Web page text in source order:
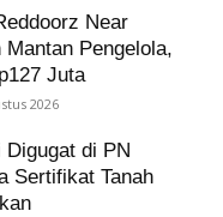
Near
Pengelola,
Juta
2026
di PN
Sertifikat Tanah